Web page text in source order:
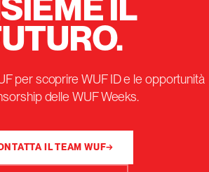
per scoprire WUF ID e le opportunità
delle WUF Weeks.
IL TEAM WUF→